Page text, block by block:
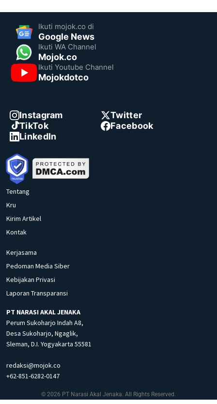
Ikuti mojok.co di
Google News
Ikuti WA Channel
Mojok.co
Ikuti Youtube Channel
Mojokdotco
Instagram
Twitter
TikTok
Facebook
LinkedIn
Tentang
Kru
Kirim Artikel
Kontak
Kerjasama
Pedoman Media Siber
Kebijakan Privasi
Laporan Transparansi
PT NARASI AKAL JENAKA
Perum Sukoharjo Indah A8,
Desa Sukoharjo, Ngaglik,
Sleman, D.I. Yogyakarta 55581
redaksi@mojok.co
+62-851-6282-0147
© 2026 PT Narasi Akal Jenaka. All Rights Reserved.